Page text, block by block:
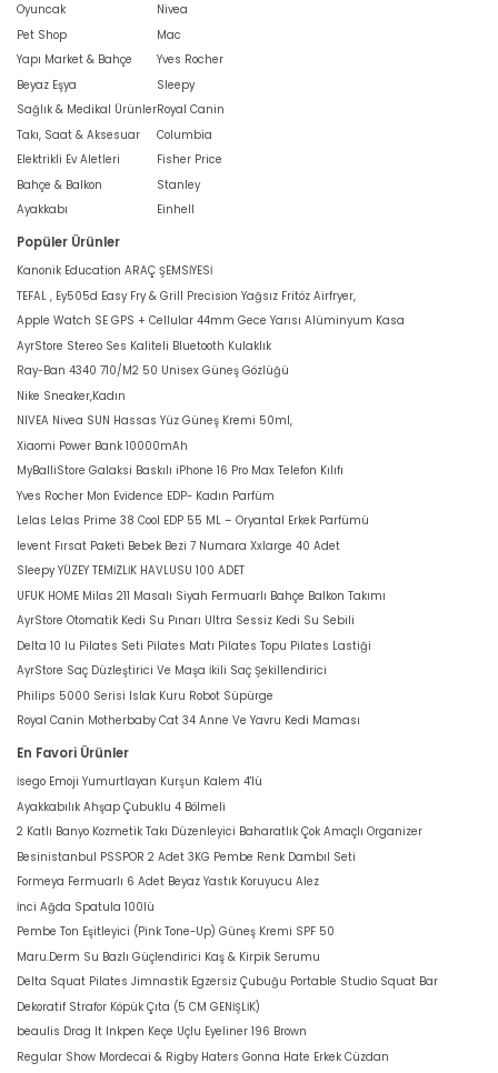
Oyuncak
Pet Shop
Yapı Market & Bahçe
Beyaz Eşya
Sağlık & Medikal Ürünler
Takı, Saat & Aksesuar
Elektrikli Ev Aletleri
Bahçe & Balkon
Ayakkabı
Nivea
Mac
Yves Rocher
Sleepy
Royal Canin
Columbia
Fisher Price
Stanley
Einhell
Popüler Ürünler
Kanonik Education ARAÇ ŞEMSİYESİ
TEFAL , Ey505d Easy Fry & Grill Precision Yağsız Fritöz Airfryer,
Apple Watch SE GPS + Cellular 44mm Gece Yarısı Alüminyum Kasa
AyrStore Stereo Ses Kaliteli Bluetooth Kulaklık
Ray-Ban 4340 710/M2 50 Unisex Güneş Gözlüğü
Nike Sneaker,Kadın
NIVEA Nivea SUN Hassas Yüz Güneş Kremi 50ml,
Xiaomi Power Bank 10000mAh
MyBalliStore Galaksi Baskılı iPhone 16 Pro Max Telefon Kılıfı
Yves Rocher Mon Evidence EDP- Kadın Parfüm
Lelas Lelas Prime 38 Cool EDP 55 ML – Oryantal Erkek Parfümü
levent Fırsat Paketi Bebek Bezi 7 Numara Xxlarge 40 Adet
Sleepy YÜZEY TEMİZLİK HAVLUSU 100 ADET
UFUK HOME Milas 211 Masalı Siyah Fermuarlı Bahçe Balkon Takımı
AyrStore Otomatik Kedi Su Pınarı Ultra Sessiz Kedi Su Sebili
Delta 10 lu Pilates Seti Pilates Matı Pilates Topu Pilates Lastiği
AyrStore Saç Düzleştirici Ve Maşa İkili Saç Şekillendirici
Philips 5000 Serisi Islak Kuru Robot Süpürge
Royal Canin Motherbaby Cat 34 Anne Ve Yavru Kedi Maması
En Favori Ürünler
İsego Emoji Yumurtlayan Kurşun Kalem 4'lü
Ayakkabılık Ahşap Çubuklu 4 Bölmeli
2 Katlı Banyo Kozmetik Takı Düzenleyici Baharatlık Çok Amaçlı Organizer
Besinistanbul PSSPOR 2 Adet 3KG Pembe Renk Dambıl Seti
Formeya Fermuarlı 6 Adet Beyaz Yastık Koruyucu Alez
İnci Ağda Spatula 100lü
Pembe Ton Eşitleyici (Pink Tone-Up) Güneş Kremi SPF 50
Maru.Derm Su Bazlı Güçlendirici Kaş & Kirpik Serumu
Delta Squat Pilates Jimnastik Egzersiz Çubuğu Portable Studio Squat Bar
Dekoratif Strafor Köpük Çıta (5 CM GENİŞLİK)
beaulis Drag It Inkpen Keçe Uçlu Eyeliner 196 Brown
Regular Show Mordecai & Rigby Haters Gonna Hate Erkek Cüzdan